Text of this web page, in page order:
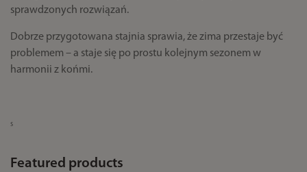
sprawdzonych rozwiązań.
Dobrze przygotowana stajnia sprawia, że zima przestaje być
problemem – a staje się po prostu kolejnym sezonem w
harmonii z końmi.
s
Featured products